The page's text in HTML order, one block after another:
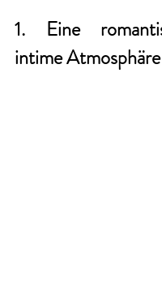
1. Eine
intime Atmosphäre